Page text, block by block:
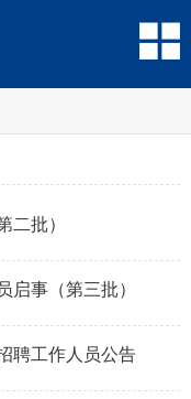
二批）
启事（第三批）
聘工作人员公告